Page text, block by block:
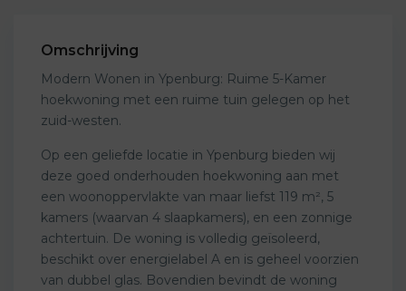
Omschrijving
Modern Wonen in Ypenburg: Ruime 5-Kamer
hoekwoning met een ruime tuin gelegen op het
zuid-westen.
Op een geliefde locatie in Ypenburg bieden wij
deze goed onderhouden hoekwoning aan met
een woonoppervlakte van maar liefst 119 m², 5
kamers (waarvan 4 slaapkamers), en een zonnige
achtertuin. De woning is volledig geïsoleerd,
beschikt over energielabel A en is geheel voorzien
van dubbel glas. Bovendien bevindt de woning